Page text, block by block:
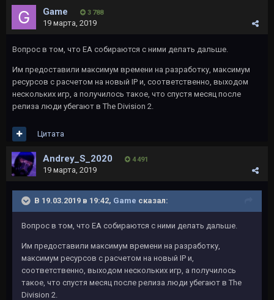
Game 3 788
19 марта, 2019
Вопрос в том, что EA собираются с ними делать дальше.
Им предоставили максимум времени на разработку, максимум
ресурсов с расчетом на новый IP и, соответственно, выходом
нескольких игр, а получилось такое, что спустя месяц после
релиза люди убегают в The Division 2.
Цитата
Andrey_S_2020 4 491
19 марта, 2019
В 19.03.2019 в 19:42, Game сказал:
Вопрос в том, что EA собираются с ними делать дальше.
Им предоставили максимум времени на разработку,
максимум ресурсов с расчетом на новый IP и,
соответственно, выходом нескольких игр, а получилось
такое, что спустя месяц после релиза люди убегают в The
Division 2.